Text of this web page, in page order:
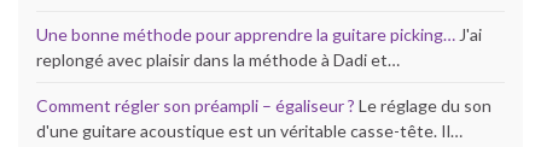
Une bonne méthode pour apprendre la guitare picking… J'ai
replongé avec plaisir dans la méthode à Dadi et…
Comment régler son préampli – égaliseur ? Le réglage du son
d'une guitare acoustique est un véritable casse-tête. Il…